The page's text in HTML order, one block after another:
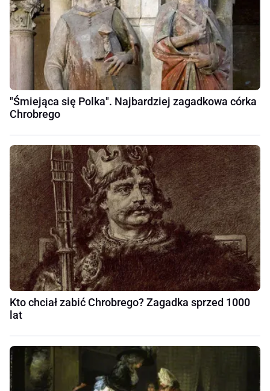
"Śmiejąca się Polka". Najbardziej zagadkowa córka
Chrobrego
Kto chciał zabić Chrobrego? Zagadka sprzed 1000
lat